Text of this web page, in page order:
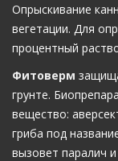
Опрыскивание
вегетации. Для
процентный
Фитоверм
грунте.
вещество:
гриба под
вызовет паралич